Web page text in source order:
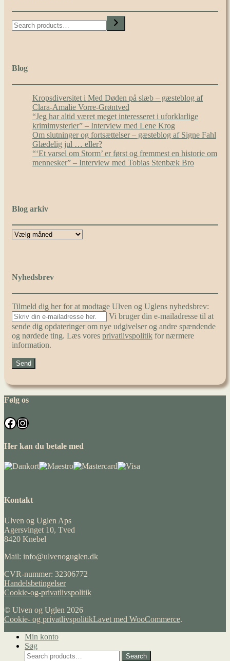
Search
Blog
Kropsdiversitet i Med Døden på slæb – gæsteblog af
Clara-Amalie Vorre-Grøntved
“Jeg har altid været meget interesseret i uforklarlige
krimimysterier” – Interview med Lene Krog
Om slutninger og fortsættelser – gæsteblog af Signe Fahl
Glædelig jul … eller?
“‘Et varsel om Storm’ er først og fremmest en historie om
mennesker” – Interview med Tobias Stenbæk Bro
Blog arkiv
Nyhedsbrev
Tilmeld dig her for at modtage Ulven og Uglens nyhedsbrev:
Vi bruger din e-mailadresse til at
sende dig opdateringer om nye udgivelser og andre spændende
og nørdede ting. Læs vores privatlivspolitik for nærmere
information.
Følg os
Facebook
Instagram
Her kan du betale med
Kontakt
Ulven og Uglen Aps
Agersvinget 10, Tved
8420 Knebel
Mail: info@ulvenoguglen.dk
CVR-nummer: 32306772
Handelsbetingelser
Cookie-og-privatlivspolitik
© Ulven og Uglen 2026
Cookie- og privatlivspolitikLavet med WooCommerce.
Min konto
Søg
Search
Search